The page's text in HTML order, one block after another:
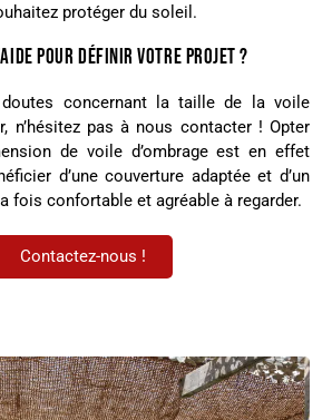
protéger du soleil.
POUR DÉFINIR VOTRE PROJET ?
concernant la taille de la voile
n’hésitez pas à nous contacter ! Opter
de voile d’ombrage est en effet
d’une couverture adaptée et d’un
fois confortable et agréable à regarder.
Contactez-nous !